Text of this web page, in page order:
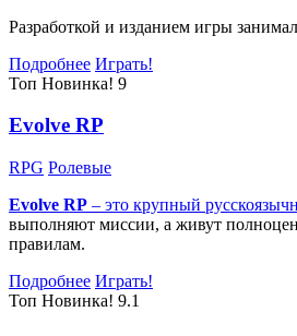
Разработкой и изданием игры
Подробнее Играть!
Топ Новинка! 9
Evolve RP
RPG Ролевые
Evolve RP – это крупный
выполняют миссии, а живут
правилам.
Подробнее Играть!
Топ Новинка! 9.1